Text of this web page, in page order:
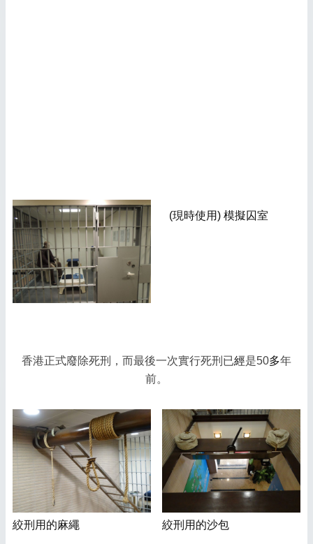
(現時使用) 模擬囚室
香港正式廢除死刑，而最後一次實行死刑已經是50多年
前。
絞刑用的麻繩 絞刑用的沙包